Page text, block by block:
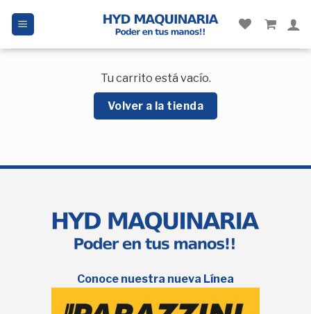
Tu carrito está vacío.
Volver a la tienda
Conoce nuestra nueva Línea